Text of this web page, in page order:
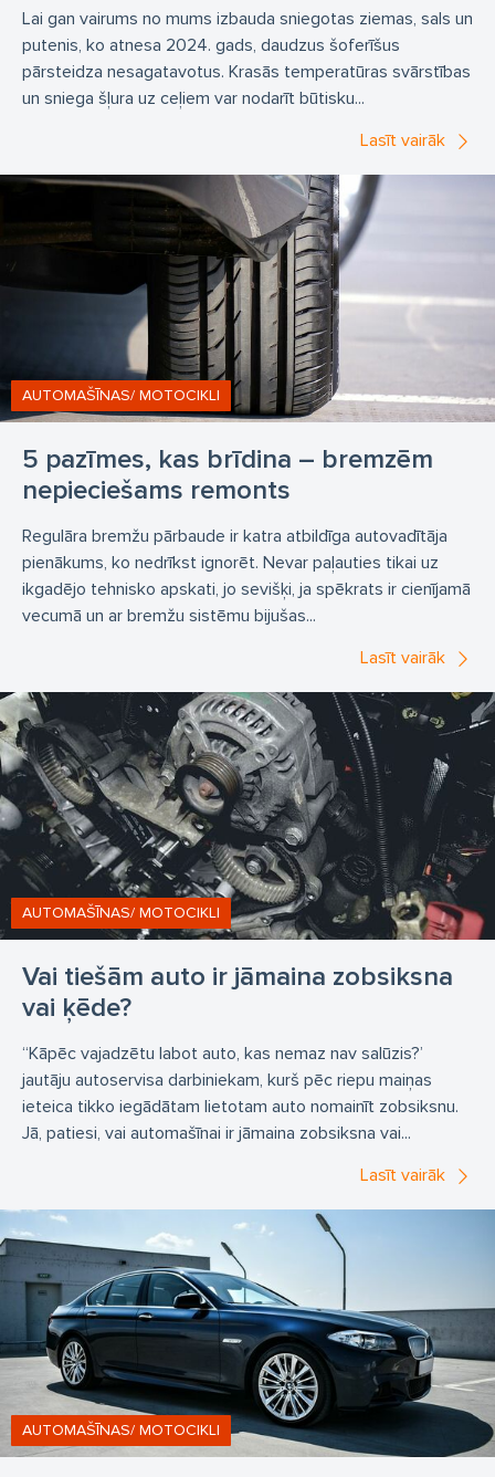
Lai gan vairums no mums izbauda sniegotas ziemas, sals un
putenis, ko atnesa 2024. gads, daudzus šoferīšus
pārsteidza nesagatavotus. Krasās temperatūras svārstības
un sniega šļura uz ceļiem var nodarīt būtisku...
Lasīt vairāk
5 pazīmes, kas brīdina – bremzēm
nepieciešams remonts
AUTOMAŠĪNAS/ MOTOCIKLI
Regulāra bremžu pārbaude ir katra atbildīga autovadītāja
pienākums, ko nedrīkst ignorēt. Nevar paļauties tikai uz
ikgadējo tehnisko apskati, jo sevišķi, ja spēkrats ir cienījamā
vecumā un ar bremžu sistēmu bijušas...
Lasīt vairāk
Vai tiešām auto ir jāmaina zobsiksna
vai ķēde?
AUTOMAŠĪNAS/ MOTOCIKLI
“Kāpēc vajadzētu labot auto, kas nemaz nav salūzis?’
jautāju autoservisa darbiniekam, kurš pēc riepu maiņas
ieteica tikko iegādātam lietotam auto nomainīt zobsiksnu.
Jā, patiesi, vai automašīnai ir jāmaina zobsiksna vai...
Lasīt vairāk
AUTOMAŠĪNAS/ MOTOCIKLI